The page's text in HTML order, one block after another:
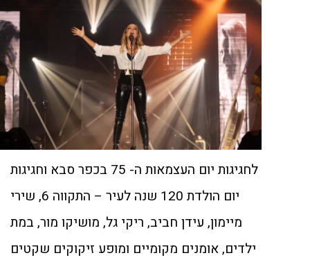
לחגיגות יום העצמאות ה- 75 בכפר סבא וחגיגות
יום הולדת 120 שנה לעיר – התקווה 6, שירי
מיימון, עידן חביב, ריקי גל, מושיקו מור, במת
ילדים, אומנים מקומיים ומופע זיקוקים שקטים